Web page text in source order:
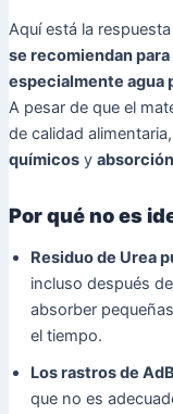
Aquí está la
se recomiendan
especialmente agua
A pesar de que el
de calidad
químicosy absorción
Por qué no es
Residuo de Urea
incluso después
absorber
el tiempo.
Los rastros de
que no es